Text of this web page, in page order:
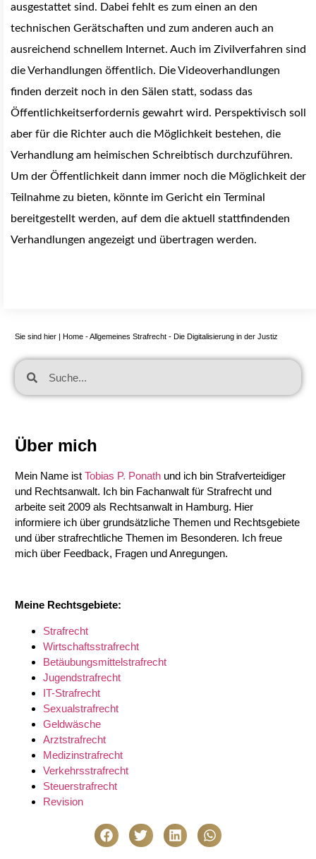
ausgestattet sind. Dabei fehlt es zum einen an den
technischen Gerätschaften und zum anderen auch an
ausreichend schnellem Internet. Auch im Zivilverfahren sind
die Verhandlungen öffentlich. Die Videoverhandlungen
finden derzeit noch in den Sälen statt, sodass das
Öffentlichkeitserfordernis gewahrt wird. Perspektivisch soll
aber für die Richter auch die Möglichkeit bestehen, die
Verhandlung am heimischen Schreibtisch durchzuführen.
Um der Öffentlichkeit dann immer noch die Möglichkeit der
Teilnahme zu bieten, könnte im Gericht ein Terminal
bereitgestellt werden, auf dem die aktuell stattfindenden
Verhandlungen angezeigt und übertragen werden.
Sie sind hier | Home -Allgemeines Strafrecht - Die Digitalisierung in der Justiz
Über mich
Mein Name ist Tobias P. Ponath und ich bin Strafverteidiger
und Rechtsanwalt. Ich bin Fachanwalt für Strafrecht und
arbeite seit 2009 als Rechtsanwalt in Hamburg. Hier
informiere ich über grundsätzliche Themen und Rechtsgebiete
und über strafrechtliche Themen im Besonderen. Ich freue
mich über Feedback, Fragen und Anregungen.
Meine Rechtsgebiete:
Strafrecht
Wirtschaftsstrafrecht
Betäubungsmittelstrafrecht
Jugendstrafrecht
IT-Strafrecht
Sexualstrafrecht
Geldwäsche
Arztstrafrecht
Medizinstrafrecht
Verkehrsstrafrecht
Steuerstrafrecht
Revision